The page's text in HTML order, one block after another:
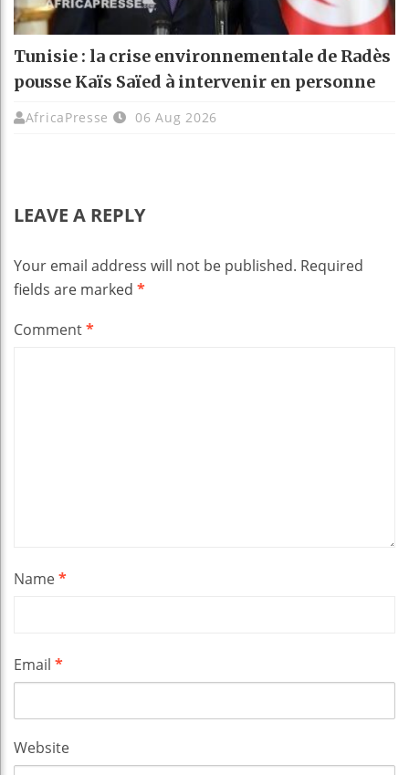
Tunisie : la crise environnementale de Radès
pousse Kaïs Saïed à intervenir en personne
AfricaPresse 06 Aug 2026
LEAVE A REPLY
Your email address will not be published. Required
fields are marked *
Comment*
Name*
Email *
Website